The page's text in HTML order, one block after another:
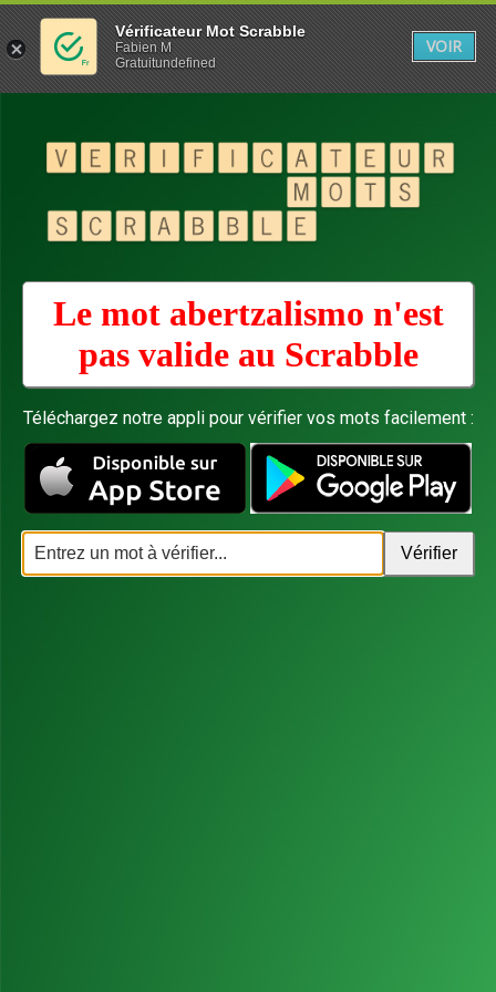
Le mot abertzalismo n'est
pas valide au Scrabble
Téléchargez notre appli pour vérifier vos mots facilement :
Vérificateur Mot Scrabble
Fabien M
Gratuitundefined
VOIR